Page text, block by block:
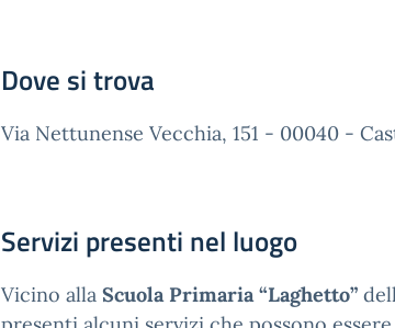
Dove si trova
Via Nettunense Vecchia, 151 - 00040 -
Servizi presenti nel luogo
Vicino alla Scuola Primaria “Laghetto”